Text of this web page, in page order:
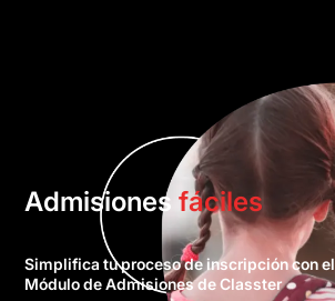
Admisionesfáciles
Simplifica tu proceso de inscripción con el
Módulo de Admisiones de Classter